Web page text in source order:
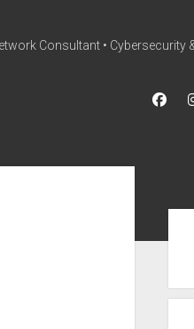
Consultant •
twitter